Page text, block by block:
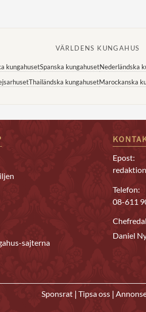
VÄRLDENS KUNGAHUS
kungahusetSpanska kungahusetNederländska
Thailändska kungahusetMarockanska
sajterna
Epost:
Telefon:
08-611
Daniel
Sponsrat | Tipsa oss |